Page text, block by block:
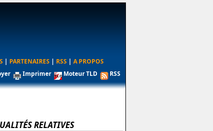
| PARTENAIRES | RSS | A PROPOS
Imprimer Moteur TLD RSS
RELATIVES